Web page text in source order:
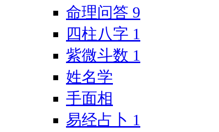
命理问答 9
四柱八字 1
紫微斗数 1
姓名学
手面相
易经占卜 1